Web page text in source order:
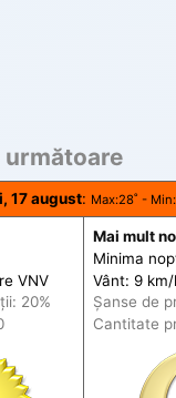
următoare
17 august: Max:28˚ - Min
VNV
: 20%
Mai mult
Minima
Vânt: 9
Șanse de
Cantitate